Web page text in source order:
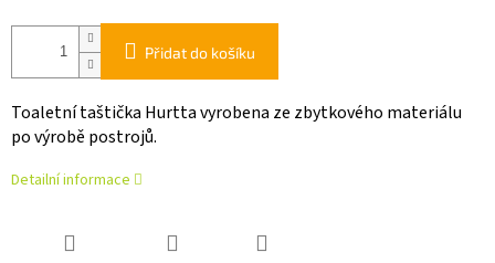
Přidat do košíku
Toaletní taštička Hurtta vyrobena ze zbytkového materiálu
po výrobě postrojů.
Detailní informace